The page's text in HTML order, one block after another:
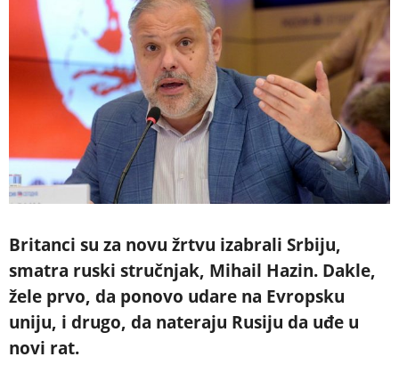
Britanci su za novu žrtvu izabrali Srbiju,
smatra ruski stručnjak, Mihail Hazin. Dakle,
žele prvo, da ponovo udare na Evropsku
uniju, i drugo, da nateraju Rusiju da uđe u
novi rat.